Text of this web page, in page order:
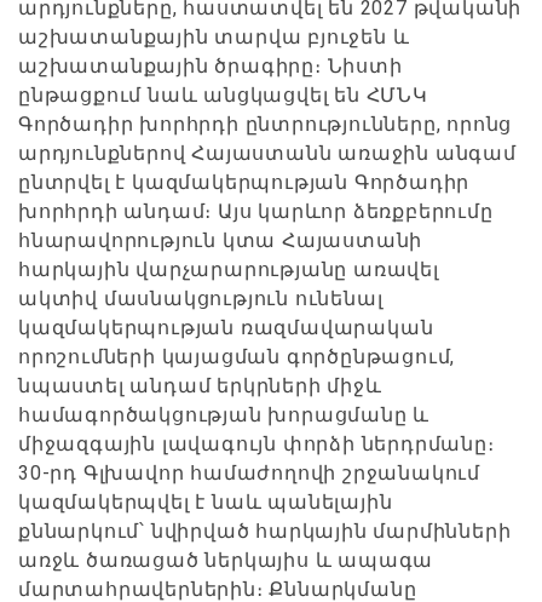
արդյունքները, հաստատվել են 2027 թվականի
աշխատանքային տարվա բյուջեն և
աշխատանքային ծրագիրը։ Նիստի
ընթացքում նաև անցկացվել են ՀՄՆԿ
Գործադիր խորհրդի ընտրությունները, որոնց
արդյունքներով Հայաստանն առաջին անգամ
ընտրվել է կազմակերպության Գործադիր
խորհրդի անդամ։ Այս կարևոր ձեռքբերումը
հնարավորություն կտա Հայաստանի
հարկային վարչարարությանը առավել
ակտիվ մասնակցություն ունենալ
կազմակերպության ռազմավարական
որոշումների կայացման գործընթացում,
նպաստել անդամ երկրների միջև
համագործակցության խորացմանը և
միջազգային լավագույն փորձի ներդրմանը։
30-րդ Գլխավոր համաժողովի շրջանակում
կազմակերպվել է նաև պանելային
քննարկում՝ նվիրված հարկային մարմինների
առջև ծառացած ներկայիս և ապագա
մարտահրավերներին։ Քննարկմանը